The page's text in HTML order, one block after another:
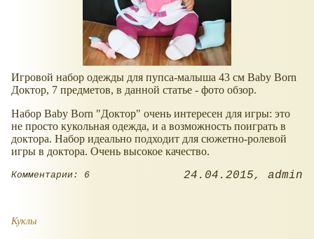
Игровой набор одежды для пупса-малыша 43 см Baby Born
Доктор, 7 предметов, в данной статье - фото обзор.
Набор Baby Born "Доктор" очень интересен для игры: это
не просто кукольная одежда, и а возможность поиграть в
доктора. Набор идеально подходит для сюжетно-ролевой
игры в доктора. Очень высокое качество.
Комментарии: 6 24.04.2015 admin
Куклы